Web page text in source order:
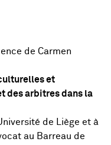
de Carmen
et
des arbitres dans la
de Liège et à
au Barreau de